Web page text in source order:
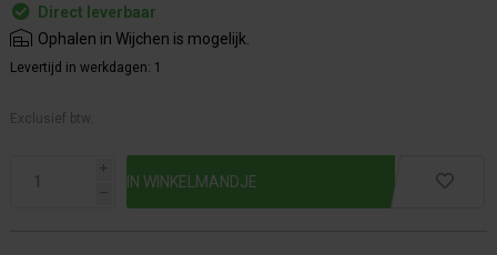
Direct leverbaar
Ophalen in Wijchen is mogelijk.
Levertijd in werkdagen: 1
Exclusief btw.
i
h